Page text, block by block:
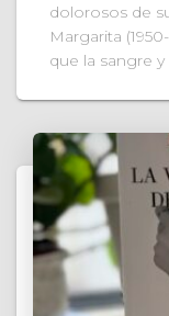
dolorosos de
Margarita
que la sangre